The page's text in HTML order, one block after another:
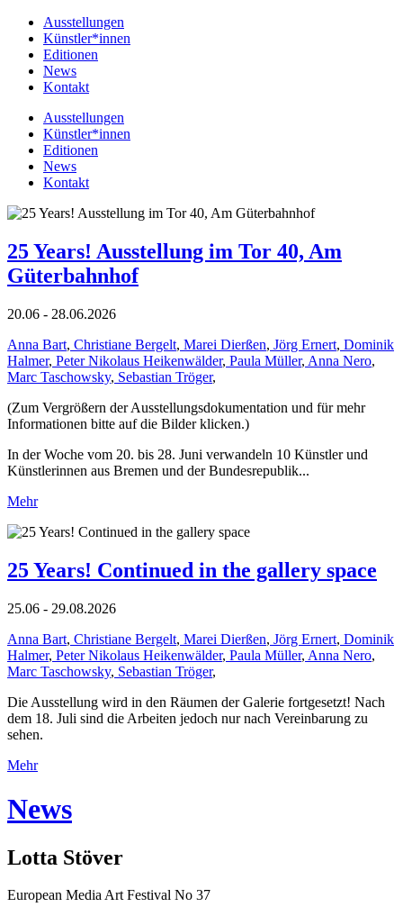
Ausstellungen
Künstler*innen
Editionen
News
Kontakt
Ausstellungen
Künstler*innen
Editionen
News
Kontakt
25 Years! Ausstellung im Tor 40, Am
Güterbahnhof
20.06 - 28.06.2026
Anna Bart, Christiane Bergelt, Marei Dierßen, Jörg Ernert, Dominik
Halmer, Peter Nikolaus Heikenwälder, Paula Müller, Anna Nero,
Marc Taschowsky, Sebastian Tröger,
(Zum Vergrößern der Ausstellungsdokumentation und für mehr
Informationen bitte auf die Bilder klicken.)
In der Woche vom 20. bis 28. Juni verwandeln 10 Künstler und
Künstlerinnen aus Bremen und der Bundesrepublik...
Mehr
25 Years! Continued in the gallery space
25.06 - 29.08.2026
Anna Bart, Christiane Bergelt, Marei Dierßen, Jörg Ernert, Dominik
Halmer, Peter Nikolaus Heikenwälder, Paula Müller, Anna Nero,
Marc Taschowsky, Sebastian Tröger,
Die Ausstellung wird in den Räumen der Galerie fortgesetzt! Nach
dem 18. Juli sind die Arbeiten jedoch nur nach Vereinbarung zu
sehen.
Mehr
News
Lotta Stöver
European Media Art Festival No 37